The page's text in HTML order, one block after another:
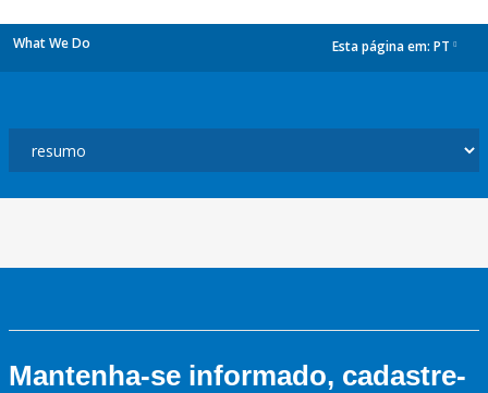
What We Do Esta página em: PT
Mantenha-se informado, cadastre-